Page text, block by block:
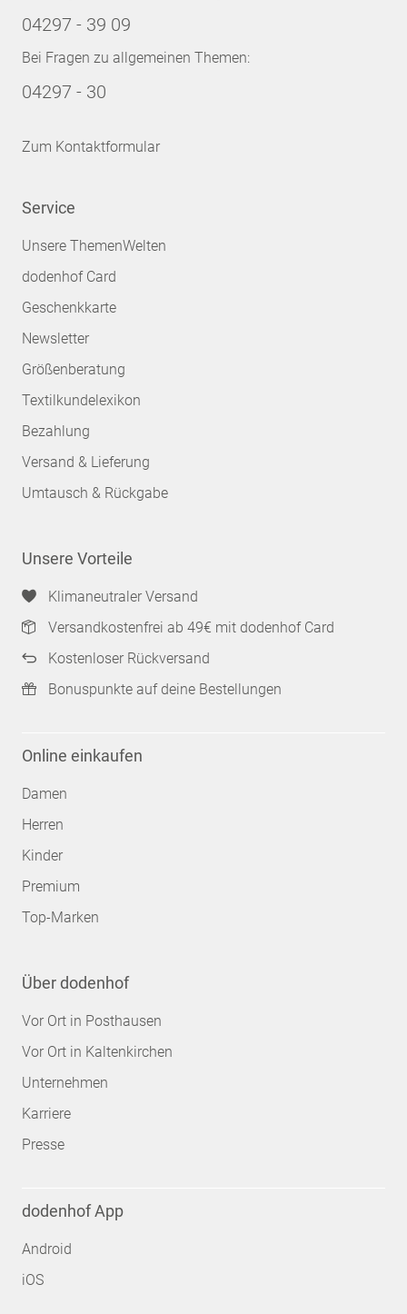
04297 - 39 09
Bei Fragen zu allgemeinen Themen:
04297 - 30
Zum Kontaktformular
Service
Unsere ThemenWelten
dodenhof Card
Geschenkkarte
Newsletter
Größenberatung
Textilkundelexikon
Bezahlung
Versand & Lieferung
Umtausch & Rückgabe
Unsere Vorteile
Klimaneutraler Versand
Versandkostenfrei ab 49€ mit dodenhof Card
Kostenloser Rückversand
Bonuspunkte auf deine Bestellungen
Online einkaufen
Damen
Herren
Kinder
Premium
Top-Marken
Über dodenhof
Vor Ort in Posthausen
Vor Ort in Kaltenkirchen
Unternehmen
Karriere
Presse
dodenhof App
Android
iOS